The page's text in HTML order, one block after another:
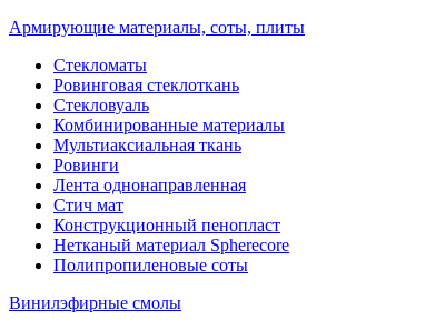
Армирующие материалы, соты, плиты
Стекломаты
Ровинговая стеклоткань
Стекловуаль
Комбинированные материалы
Мультиаксиальная ткань
Ровинги
Лента однонаправленная
Стич мат
Конструкционный пенопласт
Нетканый материал Spherecore
Полипропиленовые соты
Винилэфирные смолы